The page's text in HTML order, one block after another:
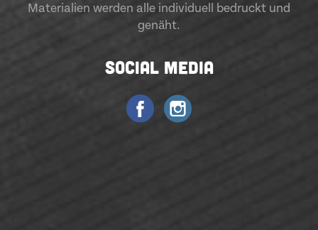
Materialien werden alle individuell bedruckt und
genäht.
SOCIAL MEDIA